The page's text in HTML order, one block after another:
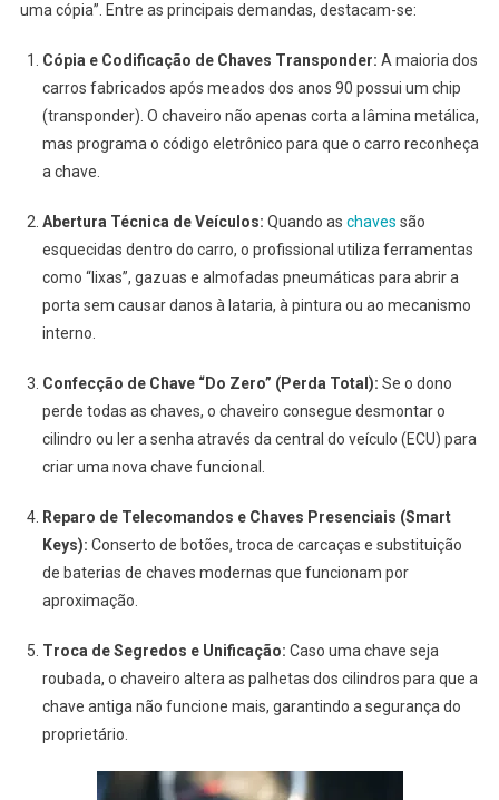
uma cópia”. Entre as principais demandas, destacam-se:
Cópia e Codificação de Chaves Transponder: A maioria dos
carros fabricados após meados dos anos 90 possui um chip
(transponder). O chaveiro não apenas corta a lâmina metálica,
mas programa o código eletrônico para que o carro reconheça
a chave.
Abertura Técnica de Veículos: Quando as chaves são
esquecidas dentro do carro, o profissional utiliza ferramentas
como “lixas”, gazuas e almofadas pneumáticas para abrir a
porta sem causar danos à lataria, à pintura ou ao mecanismo
interno.
Confecção de Chave “Do Zero” (Perda Total): Se o dono
perde todas as chaves, o chaveiro consegue desmontar o
cilindro ou ler a senha através da central do veículo (ECU) para
criar uma nova chave funcional.
Reparo de Telecomandos e Chaves Presenciais (Smart
Keys): Conserto de botões, troca de carcaças e substituição
de baterias de chaves modernas que funcionam por
aproximação.
Troca de Segredos e Unificação: Caso uma chave seja
roubada, o chaveiro altera as palhetas dos cilindros para que a
chave antiga não funcione mais, garantindo a segurança do
proprietário.